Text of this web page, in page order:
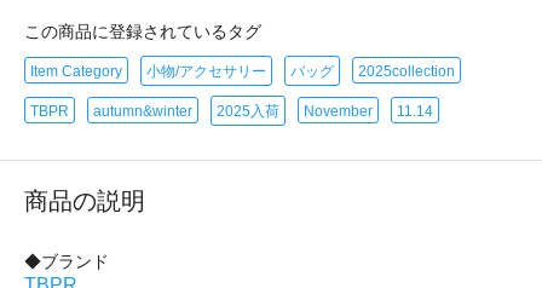
この商品に登録されているタグ
Item Category 小物/アクセサリー バッグ 2025collection
TBPR autumn&winter 2025入荷 November 11.14
商品の説明
◆ブランド